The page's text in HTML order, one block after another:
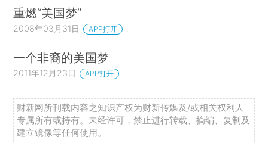
重燃“美国梦”
2008年03月31日 APP打开
一个非裔的美国梦
2011年12月23日 APP打开
财新网所刊载内容之知识产权为财新传媒及/或相关权利人
专属所有或持有。未经许可，禁止进行转载、摘编、复制及
建立镜像等任何使用。